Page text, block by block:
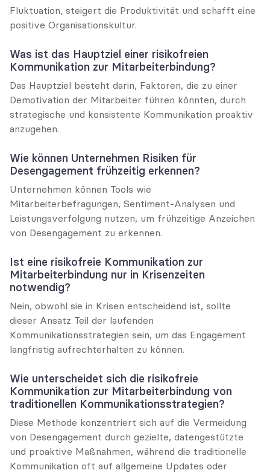
Fluktuation, steigert die Produktivität und schafft eine
positive Organisationskultur.
Was ist das Hauptziel einer risikofreien
Kommunikation zur Mitarbeiterbindung?
Das Hauptziel besteht darin, Faktoren, die zu einer
Demotivation der Mitarbeiter führen könnten, durch
strategische und konsistente Kommunikation proaktiv
anzugehen.
Wie können Unternehmen Risiken für
Desengagement frühzeitig erkennen?
Unternehmen können Tools wie
Mitarbeiterbefragungen, Sentiment-Analysen und
Leistungsverfolgung nutzen, um frühzeitige Anzeichen
von Desengagement zu erkennen.
Ist eine risikofreie Kommunikation zur
Mitarbeiterbindung nur in Krisenzeiten
notwendig?
Nein, obwohl sie in Krisen entscheidend ist, sollte
dieser Ansatz Teil der laufenden
Kommunikationsstrategien sein, um das Engagement
langfristig aufrechterhalten zu können.
Wie unterscheidet sich die risikofreie
Kommunikation zur Mitarbeiterbindung von
traditionellen Kommunikationsstrategien?
Diese Methode konzentriert sich auf die Vermeidung
von Desengagement durch gezielte, datengestützte
und proaktive Maßnahmen, während die traditionelle
Kommunikation oft auf allgemeine Updates oder